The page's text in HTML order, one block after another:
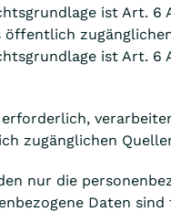
ist Art. 6
öffentlich
ist Art. 6
zugänglichen
nur die
Daten